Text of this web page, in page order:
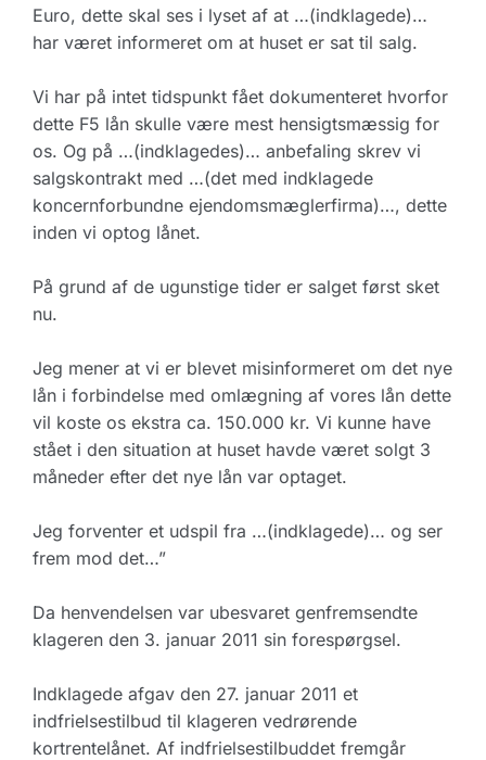
Euro, dette skal ses i lyset af at …(indklagede)…
har været informeret om at huset er sat til salg.
Vi har på intet tidspunkt fået dokumenteret hvorfor
dette F5 lån skulle være mest hensigtsmæssig for
os. Og på …(indklagedes)… anbefaling skrev vi
salgskontrakt med …(det med indklagede
koncernforbundne ejendomsmæglerfirma)…, dette
inden vi optog lånet.
På grund af de ugunstige tider er salget først sket
nu.
Jeg mener at vi er blevet misinformeret om det nye
lån i forbindelse med omlægning af vores lån dette
vil koste os ekstra ca. 150.000 kr. Vi kunne have
stået i den situation at huset havde været solgt 3
måneder efter det nye lån var optaget.
Jeg forventer et udspil fra …(indklagede)… og ser
frem mod det…”
Da henvendelsen var ubesvaret genfremsendte
klageren den 3. januar 2011 sin forespørgsel.
Indklagede afgav den 27. januar 2011 et
indfrielsestilbud til klageren vedrørende
kortrentelånet. Af indfrielsestilbuddet fremgår